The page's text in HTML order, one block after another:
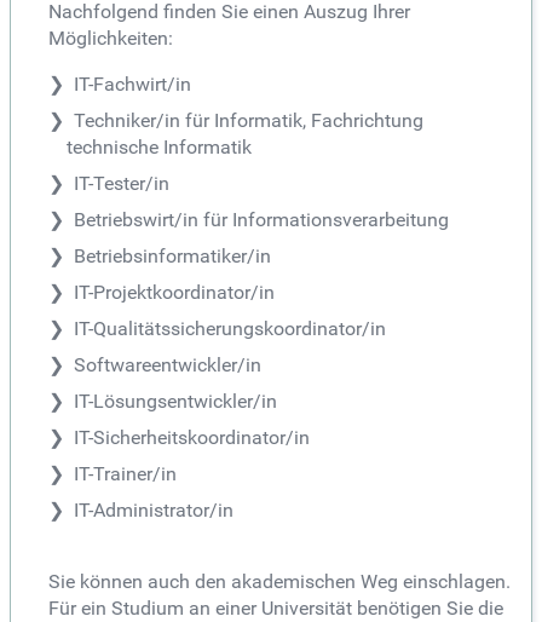
Nachfolgend finden Sie einen Auszug Ihrer
Möglichkeiten:
IT-Fachwirt/in
Techniker/in für Informatik, Fachrichtung
technische Informatik
IT-Tester/in
Betriebswirt/in für Informationsverarbeitung
Betriebsinformatiker/in
IT-Projektkoordinator/in
IT-Qualitätssicherungskoordinator/in
Softwareentwickler/in
IT-Lösungsentwickler/in
IT-Sicherheitskoordinator/in
IT-Trainer/in
IT-Administrator/in
Sie können auch den akademischen Weg einschlagen.
Für ein Studium an einer Universität benötigen Sie die